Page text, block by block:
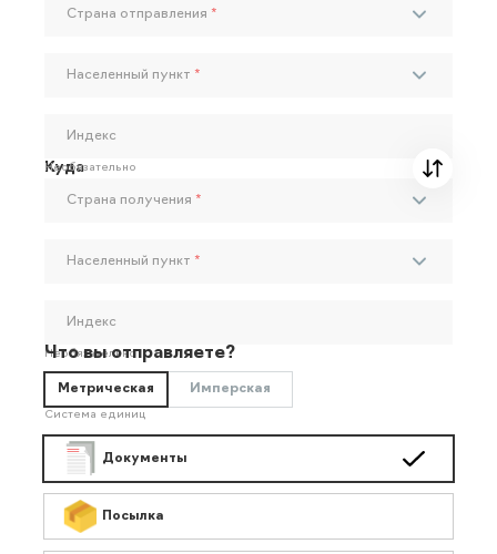
Страна отправления *
Населенный пункт *
Индекс
Необязательно
Куда
Страна получения *
Населенный пункт *
Индекс
Необязательно
Что вы отправляете?
Метрическая Имперская
Система единиц
Документы
Посылка